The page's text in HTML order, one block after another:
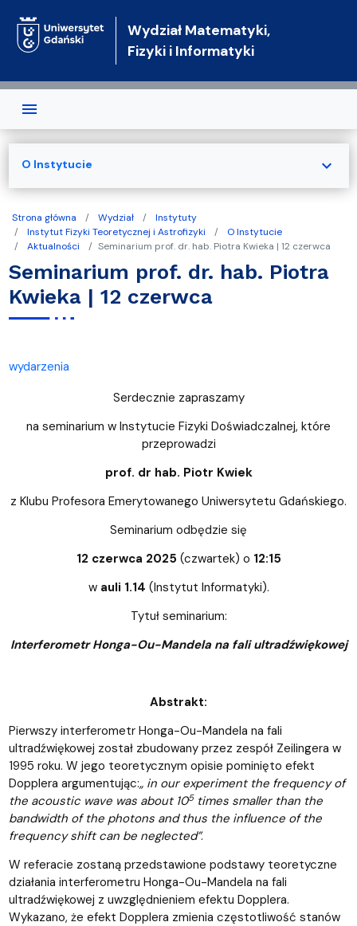
Wydział Matematyki,
Fizyki i Informatyki
Strona główna Wydział
Instytuty
Instytut Fizyki Teoretycznej i Astrofizyki
O Instytucie
Aktualności
Seminarium prof. dr. hab. Piotra Kwieka | 12 czerwca
Seminarium prof. dr. hab. Piotra
Kwieka | 12 czerwca
wydarzenia
Serdecznie zapraszamy
na seminarium w Instytucie Fizyki Doświadczalnej, które
przeprowadzi
prof. dr hab. Piotr Kwiek
z Klubu Profesora Emerytowanego Uniwersytetu Gdańskiego.
Seminarium odbędzie się
12 czerwca 2025 (czwartek) o 12:15
w auli 1.14 (Instytut Informatyki).
Tytuł seminarium:
Interferometr Honga-Ou-Mandela na fali ultradźwiękowej
Abstrakt:
Pierwszy interferometr Honga-Ou-Mandela na fali
ultradźwiękowej został zbudowany przez zespół Zeilingera w
1995 roku. W jego teoretycznym opisie pominięto efekt
Dopplera argumentując:„ in our experiment the frequency of
the acoustic wave was about 105times smaller than the
bandwidth of the photons and thus the influence of the
frequency shift can be neglected”.
W referacie zostaną przedstawione podstawy teoretyczne
działania interferometru Honga-Ou-Mandela na fali
ultradźwiękowej z uwzględnieniem efektu Dopplera.
Wykazano, że efekt Dopplera zmienia częstotliwość stanów
O Instytucie expand_more